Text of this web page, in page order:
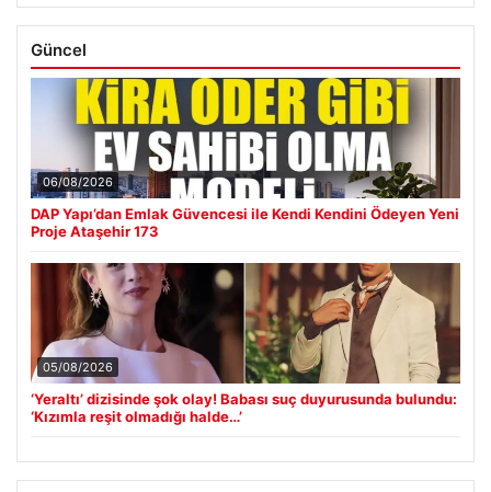
Güncel
06/08/2026
DAP Yapı’dan Emlak Güvencesi ile Kendi Kendini Ödeyen Yeni
Proje Ataşehir 173
05/08/2026
‘Yeraltı’ dizisinde şok olay! Babası suç duyurusunda bulundu:
‘Kızımla reşit olmadığı halde…’